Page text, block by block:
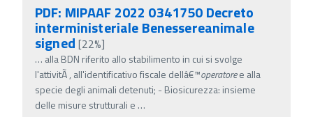
PDF: MIPAAF 2022 0341750 Decreto
interministeriale Benessereanimale
signed [22%]
… alla BDN riferito allo stabilimento in cui si svolge
l'attivitÃ , all'identificativo fiscale dellâ€™operatoree alla
specie degli animali detenuti; - Biosicurezza: insieme
delle misure strutturali e …